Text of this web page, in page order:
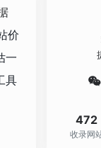
价
一
具
472
收录网